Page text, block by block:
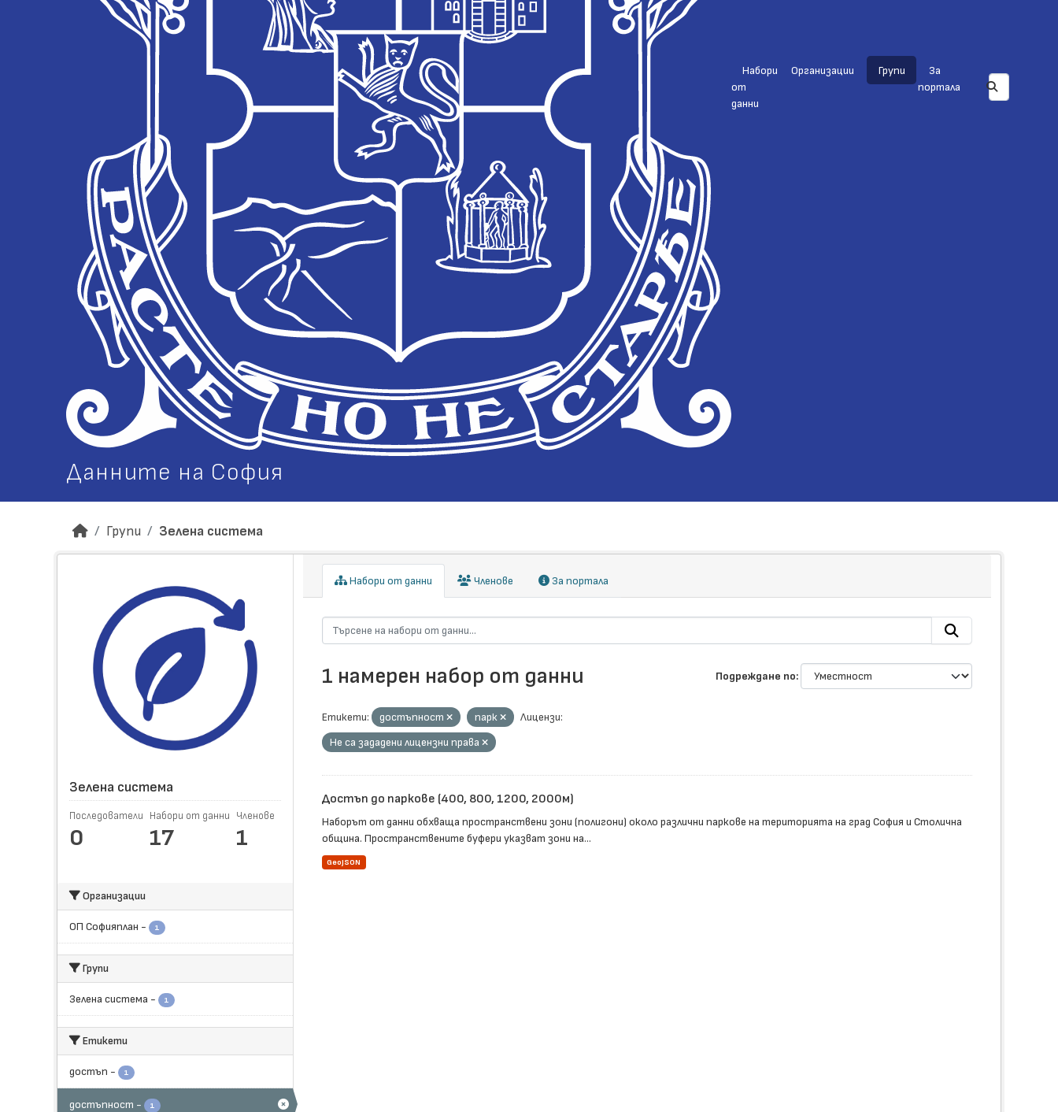
Данните на София
Набори
от
данни
Организации Групи
За
портала
Групи Зелена система
Зелена система
Последователи
0
Набори от данни
17
Членове
1
Организации
ОП Софияплан - 1
Групи
Зелена система - 1
Етикети
достъп - 1
достъпност - 1
Набори от данни Членове За портала
Подреждане по
1 намерен набор от данни
Етикети: достъпност парк
Лицензи:
Не са зададени лицензни права
Достъп до паркове (400, 800, 1200, 2000м)
Наборът от данни обхваща пространствени зони (полигони) около различни паркове на територията на град София и Столична
община. Пространствените буфери указват зони на...
GeoJSON